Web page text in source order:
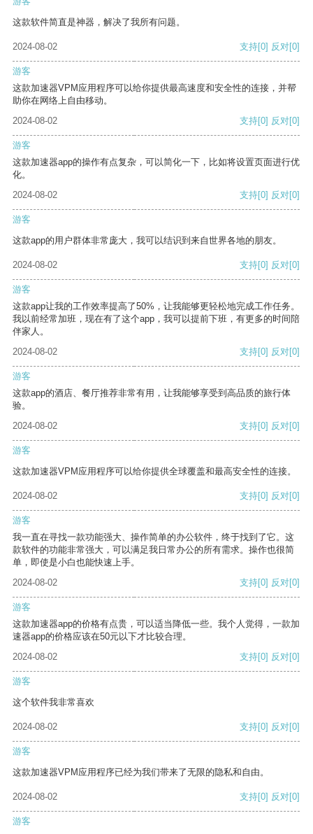
这款软件简直是神器，解决了我所有问题。
2024-08-02 支持[0] 反对[0]
游客
这款加速器VPM应用程序可以给你提供最高速度和安全性的连接，并帮
助你在网络上自由移动。
2024-08-02
支持[0] 反对[0]
游客
这款加速器app的操作有点复杂，可以简化一下，比如将设置页面进行优
化。
2024-08-02
支持[0] 反对[0]
游客
这款app的用户群体非常庞大，我可以结识到来自世界各地的朋友。
2024-08-02 支持[0] 反对[0]
游客
这款app让我的工作效率提高了50%，让我能够更轻松地完成工作任务。
我以前经常加班，现在有了这个app，我可以提前下班，有更多的时间陪
伴家人。
2024-08-02
支持[0] 反对[0]
游客
这款app的酒店、餐厅推荐非常有用，让我能够享受到高品质的旅行体
验。
2024-08-02
支持[0] 反对[0]
游客
这款加速器VPM应用程序可以给你提供全球覆盖和最高安全性的连接。
2024-08-02 支持[0] 反对[0]
游客
我一直在寻找一款功能强大、操作简单的办公软件，终于找到了它。这
款软件的功能非常强大，可以满足我日常办公的所有需求。操作也很简
单，即使是小白也能快速上手。
2024-08-02
支持[0] 反对[0]
游客
这款加速器app的价格有点贵，可以适当降低一些。我个人觉得，一款加
速器app的价格应该在50元以下才比较合理。
2024-08-02
支持[0] 反对[0]
游客
这个软件我非常喜欢
2024-08-02 支持[0] 反对[0]
游客
这款加速器VPM应用程序已经为我们带来了无限的隐私和自由。
2024-08-02 支持[0] 反对[0]
游客